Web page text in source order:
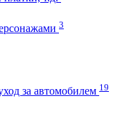
3
за автомобилем 19